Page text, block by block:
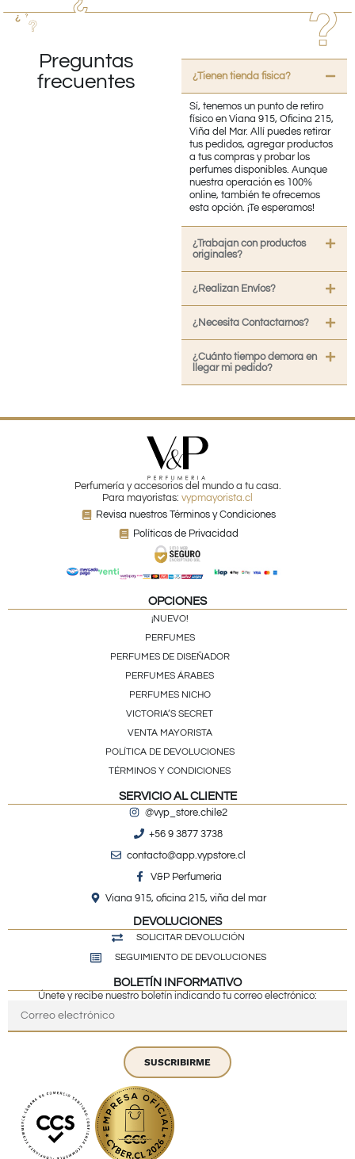
Preguntas
frecuentes
¿Tienen tienda fisica?
Sí, tenemos un punto de retiro
físico en Viana 915, Oficina 215,
Viña del Mar. Allí puedes retirar
tus pedidos, agregar productos
a tus compras y probar los
perfumes disponibles. Aunque
nuestra operación es 100%
online, también te ofrecemos
esta opción. ¡Te esperamos!
¿Trabajan con productos
originales?
¿Realizan Envíos?
¿Necesita Contactarnos?
¿Cuánto tiempo demora en
llegar mi pedido?
Perfumería y accesorios del mundo a tu casa.
Para mayoristas: vypmayorista.cl
Revisa nuestros Términos y Condiciones
Políticas de Privacidad
OPCIONES
¡NUEVO!
PERFUMES
PERFUMES DE DISEÑADOR
PERFUMES ÁRABES
PERFUMES NICHO
VICTORIA’S SECRET
VENTA MAYORISTA
POLÍTICA DE DEVOLUCIONES
TÉRMINOS Y CONDICIONES
SERVICIO AL CLIENTE
@vyp_store.chile2
+56 9 3877 3738
contacto@app.vypstore.cl
V&P Perfumeria
Viana 915, oficina 215, viña del mar
DEVOLUCIONES
SOLICITAR DEVOLUCIÓN
SEGUIMIENTO DE DEVOLUCIONES
BOLETÍN INFORMATIVO
Únete y recibe nuestro boletín indicando tu correo electrónico:
SUSCRIBIRME